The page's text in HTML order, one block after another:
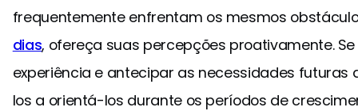
frequentemente enfrentam os mesmos
dias, ofereça suas percepções proativamente.
experiência e antecipar as necessidades futuras
los a orientá-los durante os períodos de